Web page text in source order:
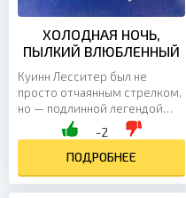
ХОЛОДНАЯ НОЧЬ,
ПЫЛКИЙ ВЛЮБЛЕННЫЙ
Куинн Лесситер был не
просто отчаянным стрелком,
но — подлинной легендой
Дикого Запада, человеком, не
боявшимся никого и ничего…
кроме любви. Однако...
-2
ПОДРОБНЕЕ